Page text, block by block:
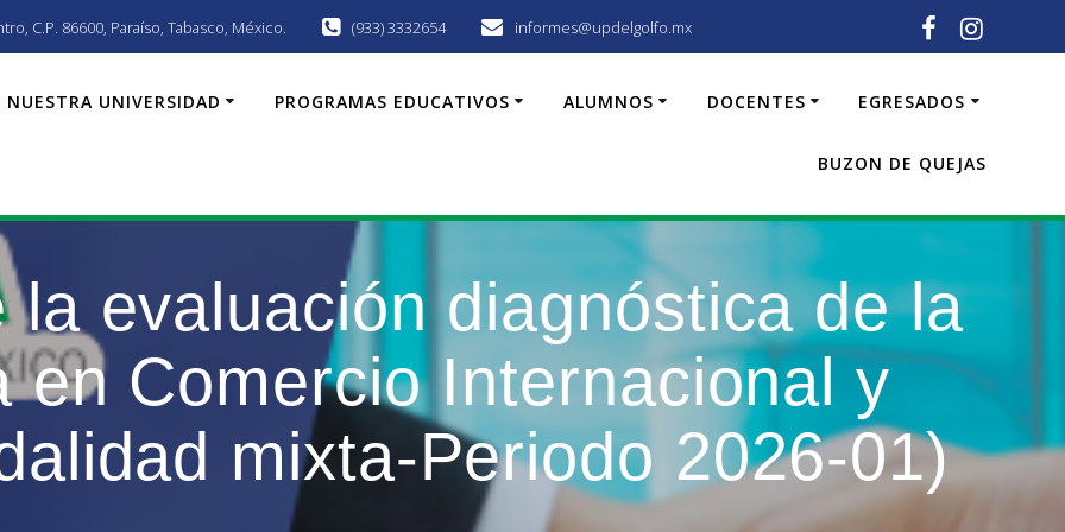
C.P. 86600, Paraí­so, Tabasco, México. (933) 3332654 informes@updelgolfo.mx
NUESTRA UNIVERSIDAD PROGRAMAS EDUCATIVOS ALUMNOS DOCENTES EGRESADOS
BUZON DE QUEJAS
la evaluación diagnóstica de la
en Comercio Internacional y
mixta-Periodo 2026-01)